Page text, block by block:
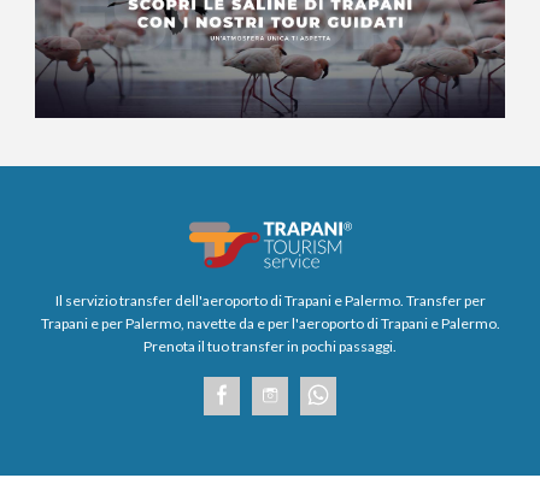
Il servizio transfer dell'aeroporto di Trapani e Palermo. Transfer per
Trapani e per Palermo, navette da e per l'aeroporto di Trapani e Palermo.
Prenota il tuo transfer in pochi passaggi.